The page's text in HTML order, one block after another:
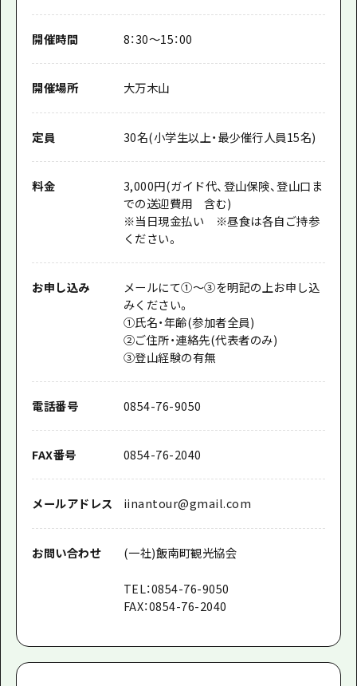
開催時間 8：30～15：00
開催場所 大万木山
定員 30名(小学生以上・最少催行人員15名)
料金
3,000円(ガイド代、登山保険、登山口ま
での送迎費用 含む)
※当日現金払い ※昼食は各自ご持参
ください。
お申し込み
メールにて①～③を明記の上お申し込
みください。
①氏名・年齢(参加者全員)
②ご住所・連絡先(代表者のみ)
③登山経験の有無
電話番号 0854-76-9050
FAX番号 0854-76-2040
メールアドレス iinantour@gmail.com
お問い合わせ (一社)飯南町観光協会
TEL：0854-76-9050
FAX：0854-76-2040